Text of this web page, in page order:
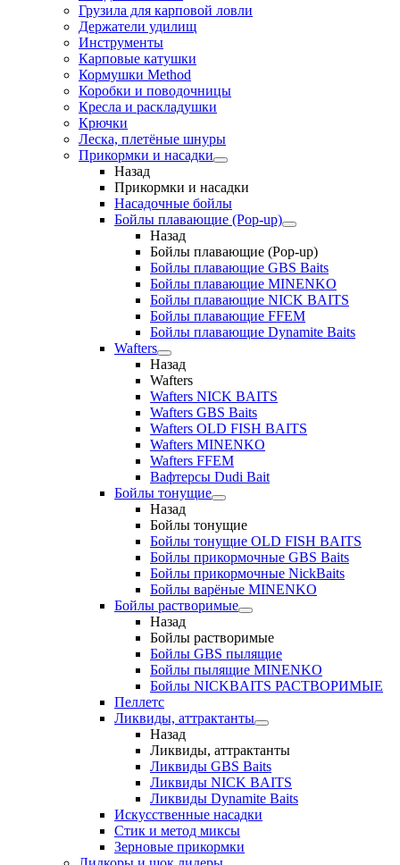
Грузила для карповой ловли
Держатели удилищ
Инструменты
Карповые катушки
Кормушки Method
Коробки и поводочницы
Кресла и раскладушки
Крючки
Леска, плетёные шнуры
Прикормки и насадки
Назад
Прикормки и насадки
Насадочные бойлы
Бойлы плавающие (Pop-up)
Назад
Бойлы плавающие (Pop-up)
Бойлы плавающие GBS Baits
Бойлы плавающие MINENKO
Бойлы плавающие NICK BAITS
Бойлы плавающие FFEM
Бойлы плавающие Dynamite Baits
Wafters
Назад
Wafters
Wafters NICK BAITS
Wafters GBS Baits
Wafters OLD FISH BAITS
Wafters MINENKO
Wafters FFEM
Вафтерсы Dudi Bait
Бойлы тонущие
Назад
Бойлы тонущие
Бойлы тонущие OLD FISH BAITS
Бойлы прикормочные GBS Baits
Бойлы прикормочные NickBaits
Бойлы варёные MINENKO
Бойлы растворимые
Назад
Бойлы растворимые
Бойлы GBS пылящие
Бойлы пылящие MINENKO
Бойлы NICKBAITS РАСТВОРИМЫЕ
Пеллетс
Ликвиды, аттрактанты
Назад
Ликвиды, аттрактанты
Ликвиды GBS Baits
Ликвиды NICK BAITS
Ликвиды Dynamite Baits
Искусственные насадки
Стик и метод миксы
Зерновые прикормки